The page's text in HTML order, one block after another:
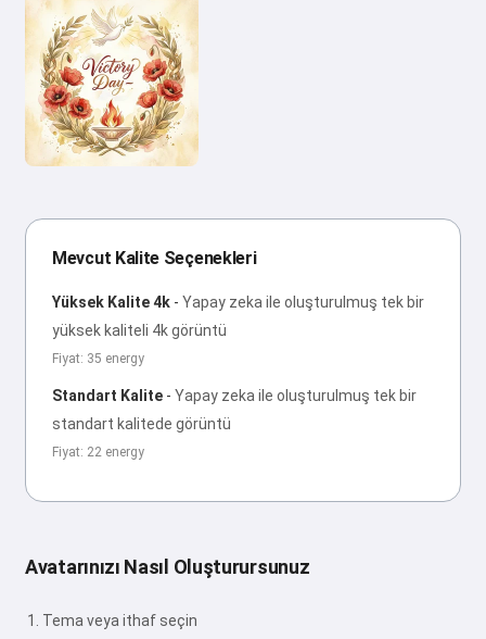
Mevcut Kalite Seçenekleri
Yüksek Kalite 4k - Yapay zeka ile oluşturulmuş tek bir
yüksek kaliteli 4k görüntü
Fiyat: 35 energy
Standart Kalite - Yapay zeka ile oluşturulmuş tek bir
standart kalitede görüntü
Fiyat: 22 energy
Avatarınızı Nasıl Oluşturursunuz
Tema veya ithaf seçin